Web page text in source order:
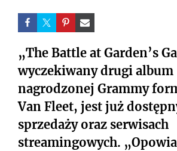
„The Battle at Garden’s
wyczekiwany drugi album
nagrodzonej Grammy
Van Fleet, jest już
sprzedaży oraz serwisach
streamingowych.